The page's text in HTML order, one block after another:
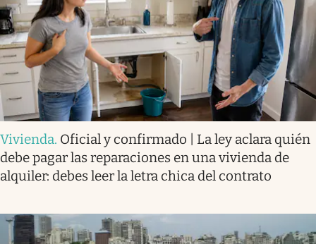
Vivienda. Oficial y confirmado | La ley aclara quién
debe pagar las reparaciones en una vivienda de
alquiler: debes leer la letra chica del contrato